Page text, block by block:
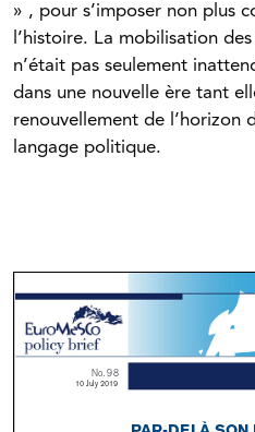
» , pour s’imposer non plus
l’histoire. La mobilisation
n’était pas seulement
dans une nouvelle ère tant
renouvellement de l’horizon
langage politique.